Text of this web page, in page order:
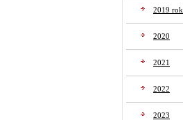
2019 rok
2020
2021
2022
2023